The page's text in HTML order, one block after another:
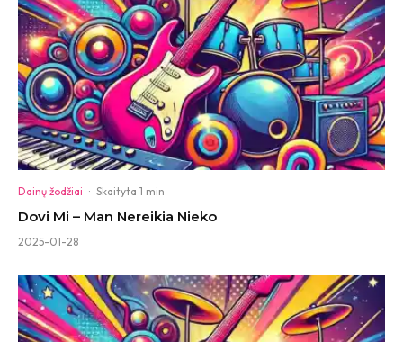
Dainų žodžiai · Skaityta 1 min
Dovi Mi – Man Nereikia Nieko
2025-01-28